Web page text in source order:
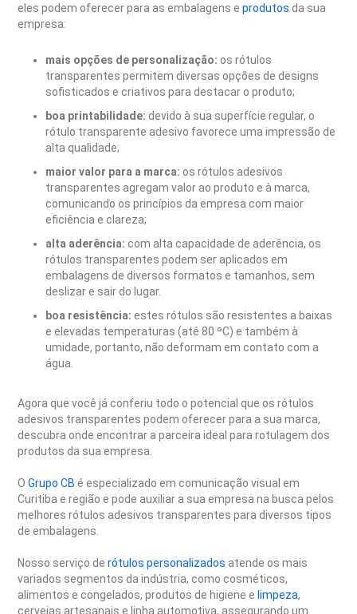
eles podem oferecer para as embalagens eprodutos da sua
empresa:
mais opções de personalização: os rótulos
transparentes permitem diversas opções de designs
sofisticados e criativos para destacar o produto;
boa printabilidade: devido à sua superfície regular, o
rótulo transparente adesivo favorece uma impressão de
alta qualidade;
maior valor para a marca: os rótulos adesivos
transparentes agregam valor ao produto e à marca,
comunicando os princípios da empresa com maior
eficiência e clareza;
alta aderência: com alta capacidade de aderência, os
rótulos transparentes podem ser aplicados em
embalagens de diversos formatos e tamanhos, sem
deslizar e sair do lugar.
boa resistência:estes rótulos são resistentes a baixas
e elevadas temperaturas (até 80 ºC) e também à
umidade, portanto, não deformam em contato com a
água.
Agora que você já conferiu todo o potencial que os rótulos
adesivos transparentes podem oferecer para a sua marca,
descubra onde encontrar a parceira ideal para rotulagem dos
produtos da sua empresa.
OGrupo CB é especializado em comunicação visual em
Curitiba e região e pode auxiliar a sua empresa na busca pelos
melhores rótulos adesivos transparentes para diversos tipos
de embalagens.
Nosso serviço derótulos personalizados atende os mais
variados segmentos da indústria, como cosméticos,
alimentos e congelados, produtos de higiene e limpeza,
cervejas artesanais e linha automotiva, assegurando um